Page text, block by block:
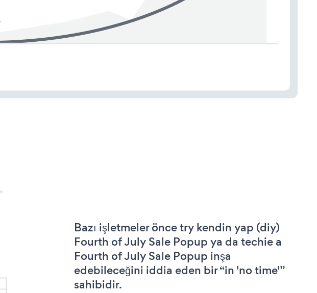
Bazı işletmeler önce try kendin yap (diy)
Fourth of July Sale Popup ya da techie a
Fourth of July Sale Popup inşa
edebileceğini iddia eden bir “in 'no time'”
sahibidir.